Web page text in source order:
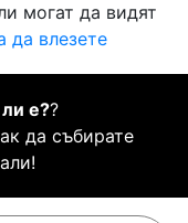
могат да видят
да влезете
е??
да събирате